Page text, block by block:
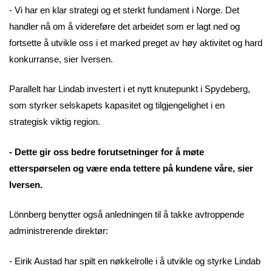
- Vi har en klar strategi og et sterkt fundament i Norge. Det
handler nå om å videreføre det arbeidet som er lagt ned og
fortsette å utvikle oss i et marked preget av høy aktivitet og hard
konkurranse, sier Iversen.
Parallelt har Lindab investert i et nytt knutepunkt i Spydeberg,
som styrker selskapets kapasitet og tilgjengelighet i en
strategisk viktig region.
- Dette gir oss bedre forutsetninger for å møte
etterspørselen og være enda tettere på kundene våre, sier
Iversen.
Lönnberg benytter også anledningen til å takke avtroppende
administrerende direktør:
- Eirik Austad har spilt en nøkkelrolle i å utvikle og styrke Lindab